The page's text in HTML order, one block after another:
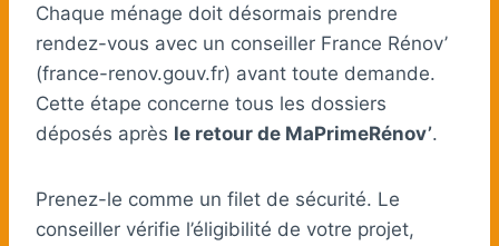
Chaque ménage doit désormais prendre
rendez-vous avec un conseiller France Rénov’
(france-renov.gouv.fr) avant toute demande.
Cette étape concerne tous les dossiers
déposés après le retour de MaPrimeRénov’.
Prenez-le comme un filet de sécurité. Le
conseiller vérifie l’éligibilité de votre projet,